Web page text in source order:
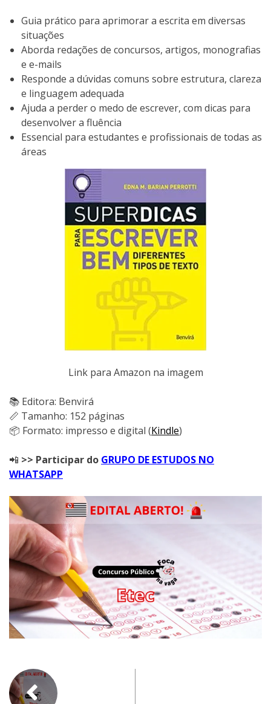
Guia prático para aprimorar a escrita em diversas
situações
Aborda redações de concursos, artigos, monografias
e e-mails
Responde a dúvidas comuns sobre estrutura, clareza
e linguagem adequada
Ajuda a perder o medo de escrever, com dicas para
desenvolver a fluência
Essencial para estudantes e profissionais de todas as
áreas
Link para Amazon na imagem
📚 Editora: Benvirá
📏 Tamanho: 152 páginas
📦 Formato: impresso e digital (Kindle)
📲 >> Participar do GRUPO DE ESTUDOS NO
WHATSAPP